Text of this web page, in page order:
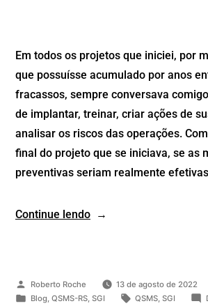
Em todos os projetos que iniciei, por
que possuísse acumulado por anos
fracassos, sempre conversava
de implantar, treinar, criar ações de
analisar os riscos das operações.
final do projeto que se iniciava, se as
preventivas seriam realmente
Continue lendo
Roberto Roche
13 de agosto de 2022
Blog, QSMS-RS, SGI QSMS ,SGI